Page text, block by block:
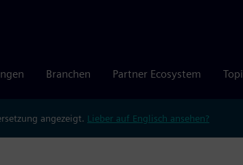
Branchen Partner Ecosystem
angezeigt. Lieber auf Englisch ansehen?